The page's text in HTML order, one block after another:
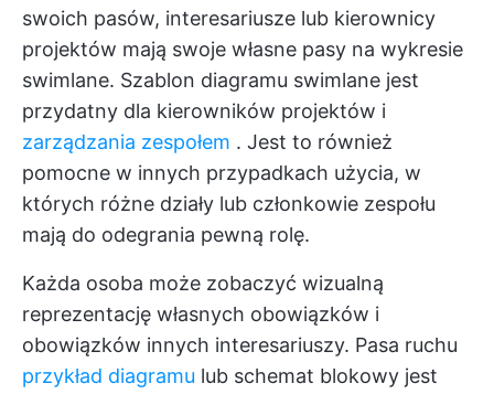
swoich pasów, interesariusze lub kierownicy
projektów mają swoje własne pasy na wykresie
swimlane. Szablon diagramu swimlane jest
przydatny dla kierowników projektów i
zarządzania zespołem . Jest to również
pomocne w innych przypadkach użycia, w
których różne działy lub członkowie zespołu
mają do odegrania pewną rolę.
Każda osoba może zobaczyć wizualną
reprezentację własnych obowiązków i
obowiązków innych interesariuszy. Pasa ruchu
przykład diagramu lub schemat blokowy jest